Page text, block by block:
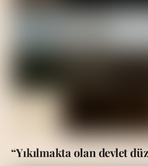
“Yıkılmakta olan devlet